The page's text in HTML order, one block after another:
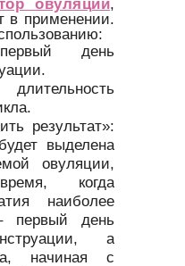
в применении.
день
результат»:
выделена
овуляции,
когда
наиболее
первый день
а
начиная с